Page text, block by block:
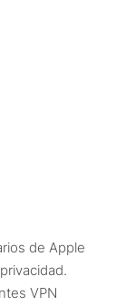
de Apple
VPN